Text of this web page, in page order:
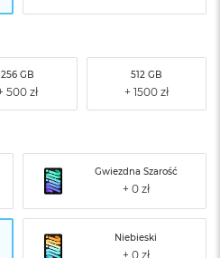
256 GB 512 GB
Gwiezdna Szarość
Niebieski